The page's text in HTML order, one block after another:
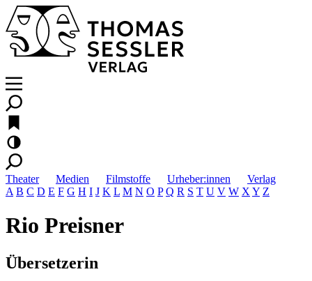
Theater Medien Filmstoffe Urheber:innen
Verlag
A B C D E F G H I J K L M N O P Q R S T U V W X Y Z
Rio Preisner
Übersetzerin